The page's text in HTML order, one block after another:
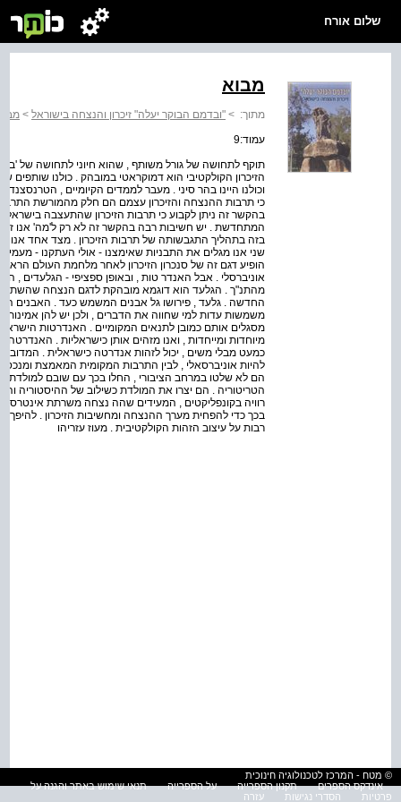
שלום אורח
מבוא
מתוך: > "ובדמם הבוקר יעלה" זיכרון והנצחה בישוראל >
עמוד:9
תוקף לתחושה של גורל משותף , שהוא חיוני לתחושה של
הזיכרון הקולקטיבי הוא דמוקראטי במובהק . כולנו שותפים
וכולנו היינו בהר סיני . מעבר לממדים הקיומיים ,
כי תרבות ההנצחה והזיכרון עצמם הם חלק מהמורשת
בהקשר זה ניתן לקבוע כי תרבות הזיכרון שהתעצבה
המתחדשת . יש חשיבות רבה בהקשר זה לא רק ל'מה' אנו
בזה בתהליך התגבשותה של תרבות הזיכרון . מצד אחד אנו
שני אנו מגלים את התבניות שאימצנו - אולי העתקנו -
הופיע דגם זה של סנכרון הזיכרון לאחר מלחמת העולם
אוניברסלי . אבל האנדר טות , ובאופן ספציפי - הגלעדים ,
מהתנ"ך . הגלעד הוא דוגמא מובהקת לדגם הנצחה
החדשה . גלעד , פירושו גל אבנים המשמש כעד . האבנים
משמשות עדות למי שחווה את הדברים , ולכן יש להן
מסגלים אותם כמובן לתנאים המקומיים . האנדרטות
מיוחדות ומייחדות , ואנו מזהים אותן כישראליות .
כמעט מבלי משים , יכול לזהות אנדרטה כישראלית . המדובר
להיות אוניברסאלי , לבין התרבות המקומית המאמצת
הם לא שלטו במרחב הציבורי , החלו בכך עם שובם
הטריטוריה . הם יצרו את המולדת כשילוב של ההיסטוריה
רוויה בקונפליקטים , המעידים שהה נצחה משרתת
בכך כדי להפחית מערך ההנצחה ומחשיבות הזיכרון .
רבות על עיצוב הזהות הקולקטיבית . מעוז עזריהו
© מטח - המרכז לטכנולוגיה חינוכית
אינדקס הספרים
תקנון הספרייה על הספרייה
תנאי שימוש באתר והגנה על
פרטיות
הסדרי נגישות עזרה